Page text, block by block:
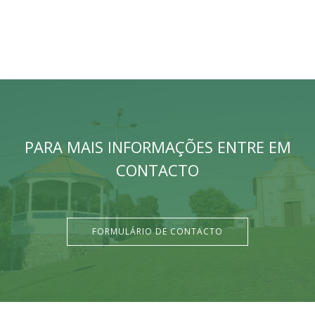
PARA MAIS INFORMAÇÕES ENTRE EM
CONTACTO
FORMULÁRIO DE CONTACTO